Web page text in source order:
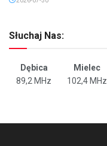
Słuchaj Nas:
Dębica Mielec
89,2 MHz
102,4 MHz